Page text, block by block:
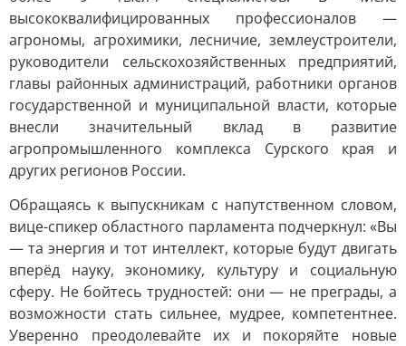
высококвалифицированных профессионалов —
агрономы, агрохимики, лесничие, землеустроители,
руководители сельскохозяйственных предприятий,
главы районных администраций, работники органов
государственной и муниципальной власти, которые
внесли значительный вклад в развитие
агропромышленного комплекса Сурского края и
других регионов России.
Обращаясь к выпускникам с напутственном словом,
вице-спикер областного парламента подчеркнул: «Вы
— та энергия и тот интеллект, которые будут двигать
вперёд науку, экономику, культуру и социальную
сферу. Не бойтесь трудностей: они — не преграды, а
возможности стать сильнее, мудрее, компетентнее.
Уверенно преодолевайте их и покоряйте новые